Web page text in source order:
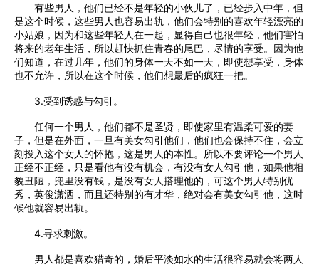
有些男人，他们已经不是年轻的小伙儿了，已经步入中年，但
是这个时候，这些男人也容易出轨，他们会特别的喜欢年轻漂亮的
小姑娘，因为和这些年轻人在一起，显得自己也很年轻，他们害怕
将来的老年生活，所以赶快抓住青春的尾巴，尽情的享受。因为他
们知道，在过几年，他们的身体一天不如一天，即使想享受，身体
也不允许，所以在这个时候，他们想最后的疯狂一把。
3.受到诱惑与勾引。
任何一个男人，他们都不是圣贤，即使家里有温柔可爱的妻
子，但是在外面，一旦有美女勾引他们，他们也会保持不住，会立
刻投入这个女人的怀抱，这是男人的本性。所以不要评论一个男人
正经不正经，只是看他有没有机会，有没有女人勾引他，如果他相
貌丑陋，兜里没有钱，是没有女人搭理他的，可这个男人特别优
秀，英俊潇洒，而且还特别的有才华，绝对会有美女勾引他，这时
候他就容易出轨。
4.寻求刺激。
男人都是喜欢猎奇的，婚后平淡如水的生活很容易就会将两人